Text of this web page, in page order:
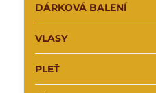
DÁRKOVÁ BALENÍ
VLASY
PLEŤ